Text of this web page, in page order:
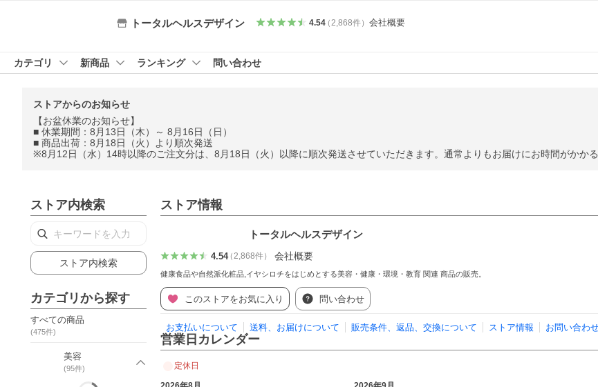
トータルヘルスデザイン 4.54（ 2,868件） 会社概要
カテゴリ 新商品 ランキング 問い合わせ
ストアからのお知らせ
【お盆休業のお知らせ】
■ 休業期間：8月13日（木）～ 8月16日（日）
■ 商品出荷：8月18日（火）より順次発送
※8月12日（水）14時以降のご注文分は、8月18日（火）以降に順次発送させていただきます。通常よりもお届けにお時間がかか
ストア内検索
ストア内検索
カテゴリから探す
すべての商品
(475件)
美容
(95件)
ストア情報
トータルヘルスデザイン
4.54（2,868件） 会社概要
健康食品や自然派化粧品,イヤシロチをはじめとする美容・健康・環境・教育 関連 商品の販売。
このストアをお気に入り 問い合わせ
お支払いについて 送料、お届けについて 販売条件、返品、交換について ストア情報 お問い合わ
営業日カレンダー
定休日